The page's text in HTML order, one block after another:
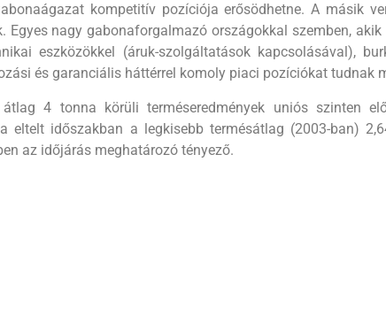
kompetitív pozíciója erősödhetne. A másik
Egyes nagy gabonaforgalmazó országokkal szemben,
eszközökkel (áruk-szolgáltatások kapcsolásával),
és garanciális háttérrel komoly piaci pozíciókat tudnak
4 tonna körüli terméseredmények uniós szinten
eltelt időszakban a legkisebb termésátlag (2003-ban)
az időjárás meghatározó tényező.